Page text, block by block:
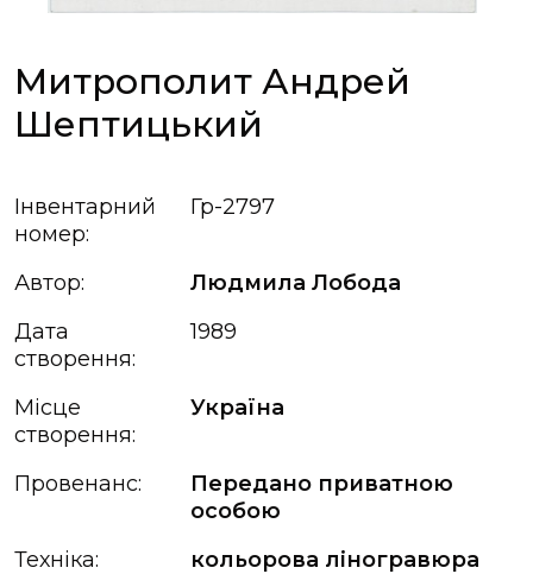
Митрополит Андрей
Шептицький
Інвентарний
номер:
Гр-2797
Автор:
Людмила Лобода
Дата
створення:
1989
Місце
створення:
Україна
Провенанс:
Передано приватною
особою
Техніка:
кольорова ліногравюра